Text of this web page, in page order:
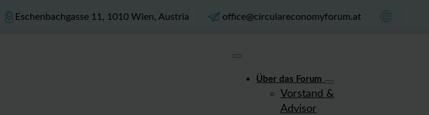
Eschenbachgasse 11, 1010 Wien, Austria office@circulareconomyforum.at
Über das Forum
Vorstand &
Advisor